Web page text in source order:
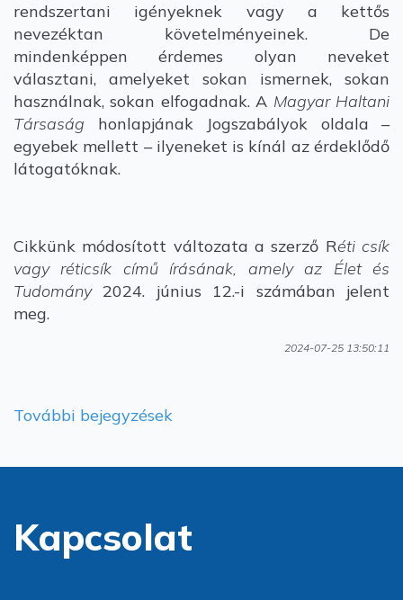
rendszertani igényeknek vagy a kettős
nevezéktan követelményeinek. De
mindenképpen érdemes olyan neveket
választani, amelyeket sokan ismernek, sokan
használnak, sokan elfogadnak. A Magyar Haltani
Társaság honlapjának Jogszabályok oldala –
egyebek mellett – ilyeneket is kínál az érdeklődő
látogatóknak.
Cikkünk módosított változata a szerző Réti csík
vagy réticsík című írásának, amely az Élet és
Tudomány 2024. június 12.-i számában jelent
meg.
2024-07-25 13:50:11
További bejegyzések
Kapcsolat